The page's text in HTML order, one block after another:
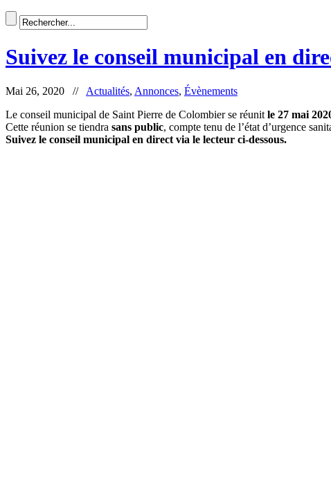
Suivez le conseil municipal en
Mai 26, 2020 // Actualités, Annonces, Évènements
Le conseil municipal de Saint Pierre de Colombier se réunit le 27 mai
Cette réunion se tiendra sans public, compte tenu de l’état d’urgence
Suivez le conseil municipal en direct via le lecteur ci-dessous.